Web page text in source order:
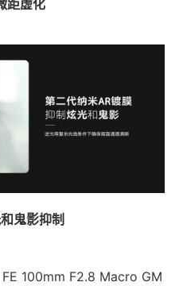
距虚化
鬼影抑制
100mm F2.8 Macro GM